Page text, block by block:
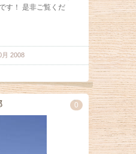
す！ 是非ご覧くだ
月 2008
0